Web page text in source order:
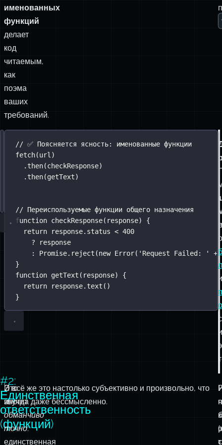
именованных
функций
делает
код
читаемым,
как
поэма
ваших
требований.
// ❌ Использование анонимных inline-функций 💩
fetch(url)
then(response => response.status
? response
Решение:
Именованные
методы
// ✅ Поясняется ясность: именованные функции
fetch(url)
. then(checkResponse)
. then(getText)
// Переиспользуемые функции общего назначения
function checkResponse( response) {
return response.status < 400
? response
:
Promise. reject (new Error( ' Request Failed: ' +
}
function getText ( response) {
return response. text ()
}
о
и
с
#2:
Единственная
ответственность
(функций)
Это
звучит
обманчиво
точно:
единственная
И всё же это настолько субъективно и произвольно, что
иногда даже бессмысленно.